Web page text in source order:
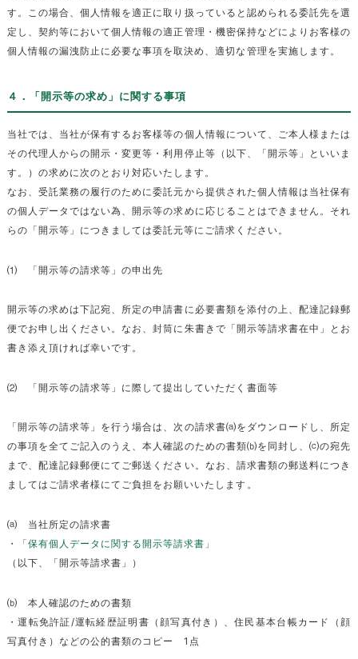
す。この場合、個人情報を適正に取り扱っていると認められる委託先を選
定し、契約等において個人情報の適正管理・機密保持などによりお客様の
個人情報の漏洩防止に必要な事項を取決め、適切な管理を実施します。
４．「開示等の求め」に関する事項
当社では、当社が保有するお客様等の個人情報について、ご本人様または
その代理人からの開示・変更等・利用停止等（以下、「開示等」といいま
す。）の求めに次のとおり対応いたします。
なお、受託業務の履行のために委託元から提供された個人情報は当社保有
の個人データではない為、開示等の求めに応じることはできません。それ
らの「開示等」につきましては委託元等にご請求ください。
⑴ 「開示等の請求等」の申出先
開示等の求めは下記宛、所定の申請書に必要書類を添付の上、配達記録郵
便でお申し出ください。なお、封筒に朱書きで「開示等請求書在中」とお
書き添え頂ければ幸いです。
⑵ 「開示等の請求等」に際して提出していただく書面等
「開示等の請求等」を行う場合は、次の請求書⒜をダウンロードし、所定
の事項を全てご記入のうえ、本人確認のための書類⒝を同封し、⒞の宛先
まで、配達記録郵便にてご郵送ください。なお、請求書類の郵送料につき
ましてはご請求者様にてご負担をお願いいたします。
⒜ 当社所定の請求書
・
「保有個人データに関する開示等請求書」
（以下、「開示等請求書」）
⒝ 本人確認のための書類
・運転免許証/運転経歴証明書（顔写真付き）、住民基本台帳カード（顔
写真付き）などの公的書類のコピー 1点